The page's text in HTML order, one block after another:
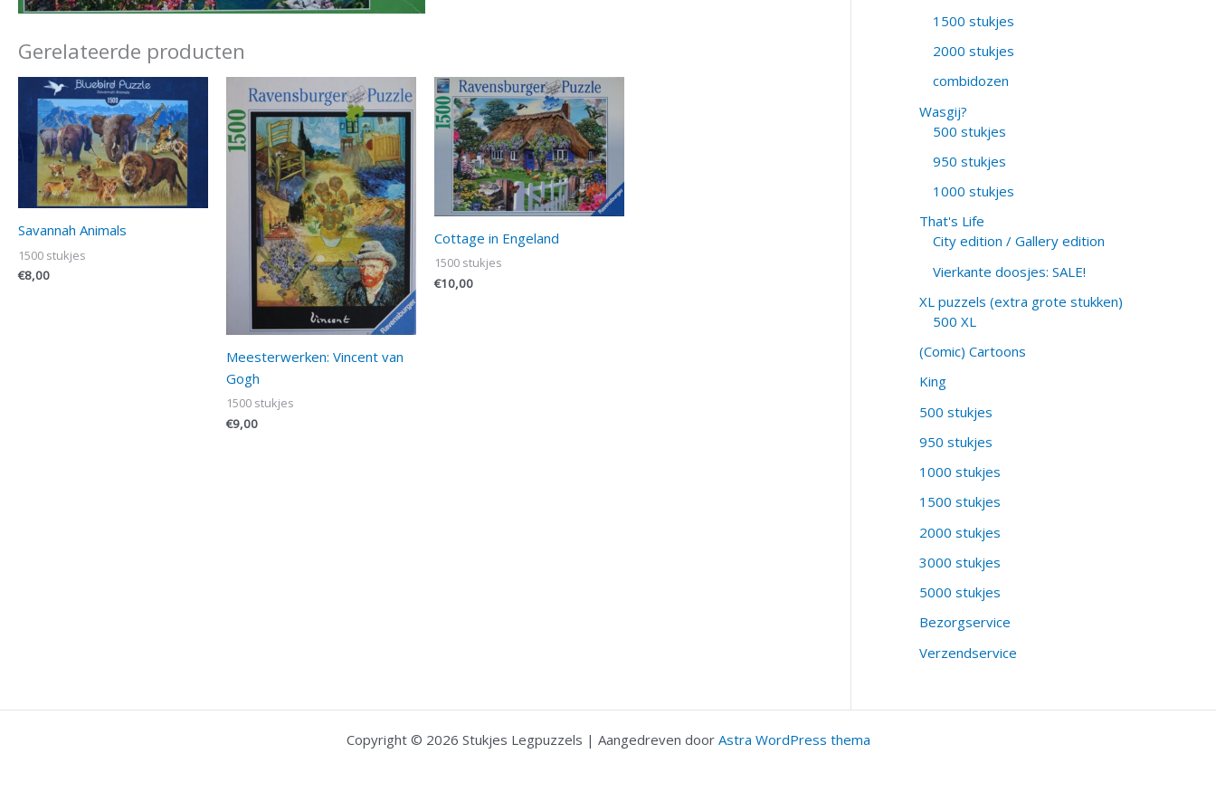
Gerelateerde producten
Savannah Animals
1500 stukjes
€8,00
Meesterwerken: Vincent van
Gogh
1500 stukjes
€9,00
Cottage in Engeland
1500 stukjes
€10,00
1500 stukjes
2000 stukjes
combidozen
Wasgij?
500 stukjes
950 stukjes
1000 stukjes
That's Life
City edition / Gallery edition
Vierkante doosjes: SALE!
XL puzzels (extra grote stukken)
500 XL
(Comic) Cartoons
King
500 stukjes
950 stukjes
1000 stukjes
1500 stukjes
2000 stukjes
3000 stukjes
5000 stukjes
Bezorgservice
Verzendservice
Copyright © 2026 Stukjes Legpuzzels | Aangedreven door Astra WordPress thema